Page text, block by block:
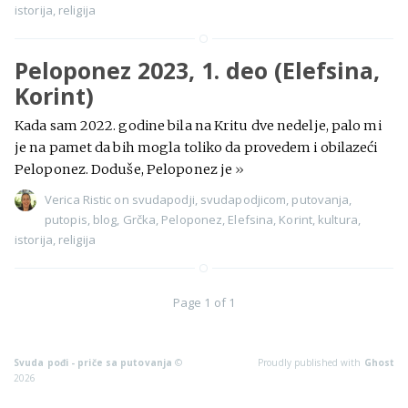
istorija religija
Peloponez 2023, 1. deo (Elefsina,
Korint)
Kada sam 2022. godine bila na Kritu dve nedelje, palo mi
je na pamet da bih mogla toliko da provedem i obilazeći
Peloponez. Doduše, Peloponez je »
Verica Ristic on svudapodji, svudapodjicom, putovanja,
putopis, blog, Grčka, Peloponez, Elefsina, Korint, kultura,
istorija, religija
Page 1 of 1
Svuda pođi - priče sa putovanja ©
2026
Proudly published with Ghost